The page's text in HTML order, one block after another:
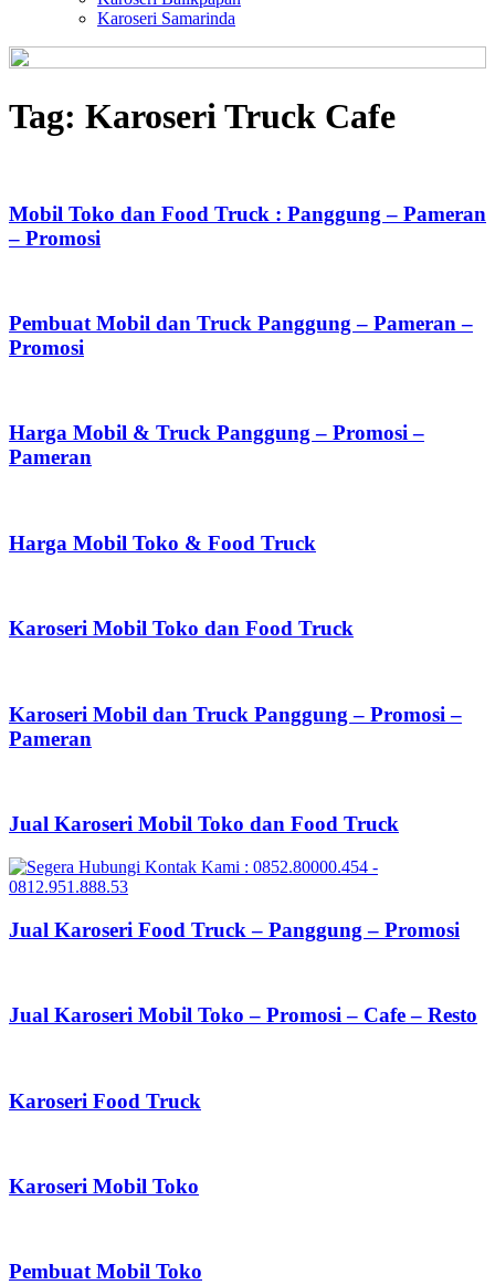
Karoseri Samarinda
Tag: Karoseri Truck Cafe
Mobil Toko dan Food Truck : Panggung – Pameran
– Promosi
Pembuat Mobil dan Truck Panggung – Pameran –
Promosi
Harga Mobil & Truck Panggung – Promosi –
Pameran
Harga Mobil Toko & Food Truck
Karoseri Mobil Toko dan Food Truck
Karoseri Mobil dan Truck Panggung – Promosi –
Pameran
Jual Karoseri Mobil Toko dan Food Truck
Jual Karoseri Food Truck – Panggung – Promosi
Jual Karoseri Mobil Toko – Promosi – Cafe – Resto
Karoseri Food Truck
Karoseri Mobil Toko
Pembuat Mobil Toko